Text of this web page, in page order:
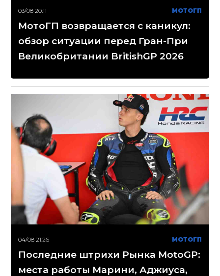
03/08 20:11 МОТОГП
МотоГП возвращается с каникул:
обзор ситуации перед Гран-При
Великобритании BritishGP 2026
04/08 21:26 МОТОГП
Последние штрихи Рынка MotoGP:
места работы Марини, Аджиуса,